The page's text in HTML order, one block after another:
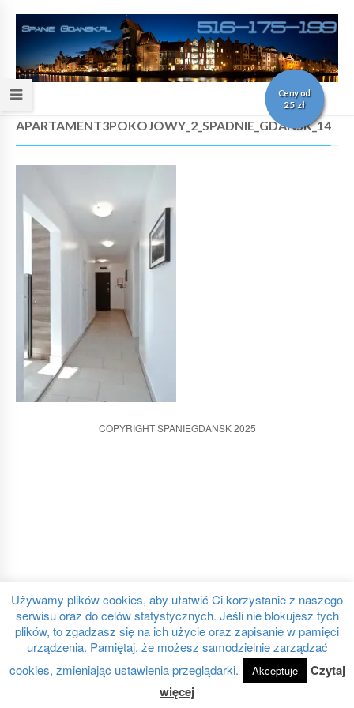
Ceny od
25 zł
APARTAMENT3POKOJOWY_2_SPADNIE_GDANSK_14
COPYRIGHT SPANIEGDANSK 2025
Używamy plików cookies, aby ułatwić Ci korzystanie z naszego
serwisu oraz do celów statystycznych. Jeśli nie blokujesz tych
plików, to zgadzasz się na ich użycie oraz zapisanie w pamięci
urządzenia. Pamiętaj, że możesz samodzielnie zarządzać
cookies, zmieniając ustawienia przeglądarki.
Akceptuje
Czytaj
więcej